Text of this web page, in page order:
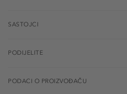
SASTOJCI
PODIJELITE
PODACI O PROIZVOĐAČU